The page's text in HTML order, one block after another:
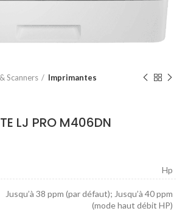
Scanners Imprimantes
LJ PRO M406DN
Hp
Jusqu’à 38 ppm (par défaut); Jusqu’à 40 ppm
(mode haut débit HP)